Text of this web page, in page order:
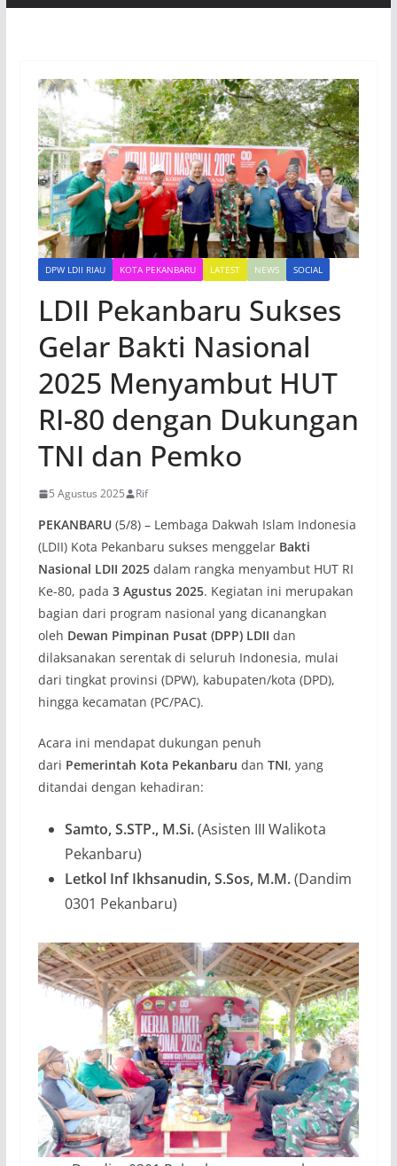
DPW LDII RIAU KOTA PEKANBARU LATEST NEWS SOCIAL
LDII Pekanbaru Sukses
Gelar Bakti Nasional
2025 Menyambut HUT
RI-80 dengan Dukungan
TNI dan Pemko
5 Agustus 2025 Rif
PEKANBARU(5/8) – Lembaga Dakwah Islam Indonesia
(LDII) Kota Pekanbaru sukses menggelar Bakti
Nasional LDII 2025dalam rangka menyambut HUT RI
Ke-80, pada 3 Agustus 2025. Kegiatan ini merupakan
bagian dari program nasional yang dicanangkan
oleh Dewan Pimpinan Pusat (DPP) LDII dan
dilaksanakan serentak di seluruh Indonesia, mulai
dari tingkat provinsi (DPW), kabupaten/kota (DPD),
hingga kecamatan (PC/PAC).
Acara ini mendapat dukungan penuh
dari Pemerintah Kota Pekanbaru dan TNI, yang
ditandai dengan kehadiran:
Samto, S.STP., M.Si.(Asisten III Walikota
Pekanbaru)
Letkol Inf Ikhsanudin, S.Sos, M.M.(Dandim
0301 Pekanbaru)